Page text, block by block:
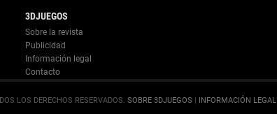
Información legal
. SOBRE 3DJUEGOS | INFORMACIÓN LEGAL